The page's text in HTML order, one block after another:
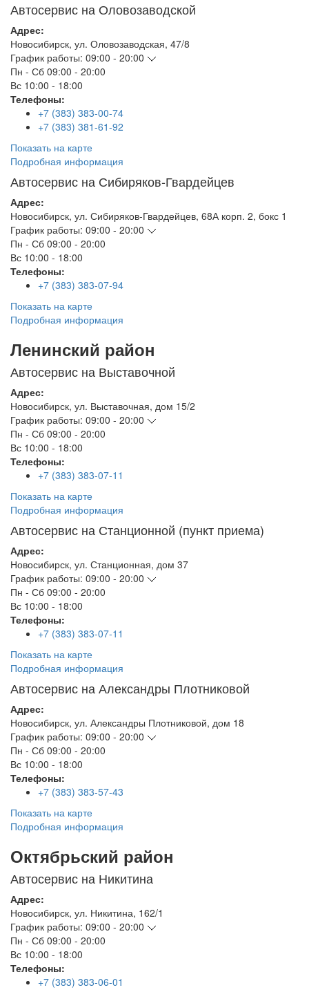
Автосервис на Оловозаводской
Адрес:
Новосибирск, ул. Оловозаводская, 47/8
График работы: 09:00 - 20:00
Пн - Сб 09:00 - 20:00
Вс 10:00 - 18:00
Телефоны:
+7 (383) 383-00-74
+7 (383) 381-61-92
Показать на карте
Подробная информация
Автосервис на Сибиряков-Гвардейцев
Адрес:
Новосибирск, ул. Сибиряков-Гвардейцев, 68А корп. 2, бокс 1
График работы: 09:00 - 20:00
Пн - Сб 09:00 - 20:00
Вс 10:00 - 18:00
Телефоны:
+7 (383) 383-07-94
Показать на карте
Подробная информация
Ленинский район
Автосервис на Выставочной
Адрес:
Новосибирск, ул. Выставочная, дом 15/2
График работы: 09:00 - 20:00
Пн - Сб 09:00 - 20:00
Вс 10:00 - 18:00
Телефоны:
+7 (383) 383-07-11
Показать на карте
Подробная информация
Автосервис на Станционной (пункт приема)
Адрес:
Новосибирск, ул. Станционная, дом 37
График работы: 09:00 - 20:00
Пн - Сб 09:00 - 20:00
Вс 10:00 - 18:00
Телефоны:
+7 (383) 383-07-11
Показать на карте
Подробная информация
Автосервис на Александры Плотниковой
Адрес:
Новосибирск, ул. Александры Плотниковой, дом 18
График работы: 09:00 - 20:00
Пн - Сб 09:00 - 20:00
Вс 10:00 - 18:00
Телефоны:
+7 (383) 383-57-43
Показать на карте
Подробная информация
Октябрьский район
Автосервис на Никитина
Адрес:
Новосибирск, ул. Никитина, 162/1
График работы: 09:00 - 20:00
Пн - Сб 09:00 - 20:00
Вс 10:00 - 18:00
Телефоны:
+7 (383) 383-06-01